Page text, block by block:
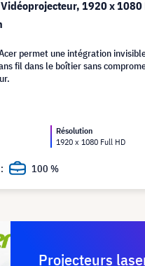
1920 x 1080
permet une intégration
fil dans le boîtier sans
Résolution
1920 x 1080 Full HD
100 %
Projecteurs